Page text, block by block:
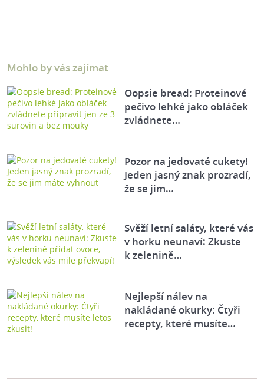
Mohlo by vás zajímat
Oopsie bread: Proteinové
pečivo lehké jako obláček
zvládnete…
Pozor na jedovaté cukety!
Jeden jasný znak prozradí,
že se jim…
Svěží letní saláty, které vás
v horku neunaví: Zkuste
k zelenině…
Nejlepší nálev na
nakládané okurky: Čtyři
recepty, které musíte…